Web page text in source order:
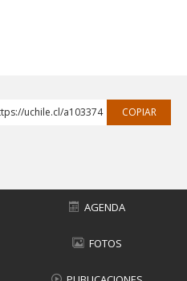
uchile.cl/a103374 COPIAR
AGENDA
FOTOS